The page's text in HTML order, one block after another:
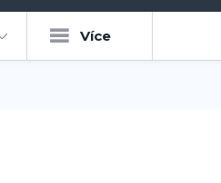
Více